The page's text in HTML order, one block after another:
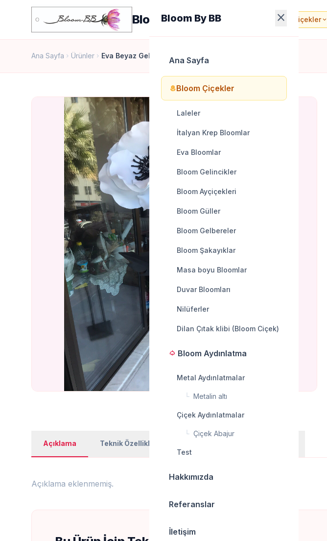
Bloom By BB Bloom Çiçeklerexpand_more
Bloom By BB close
Ana Sayfa
local_floristBloom Çiçekler
Laleler
İtalyan Krep Bloomlar
Eva Bloomlar
Bloom Gelincikler
Bloom Ayçiçekleri
Bloom Güller
Bloom Gelbereler
Bloom Şakayıklar
Masa boyu Bloomlar
Duvar Bloomları
Nilüferler
Dilan Çıtak klibi (Bloom Ciçek)
light Bloom Aydınlatma
Metal Aydınlatmalar
└ Metalin altı
Çiçek Aydınlatmalar
└ Çiçek Abajur
Test
Hakkımızda
Referanslar
İletişim
Ana Sayfa chevron_right Ürünler chevron_right Eva Beyaz Gelincik
Açıklama Teknik Özellikler
Açıklama eklenmemiş.